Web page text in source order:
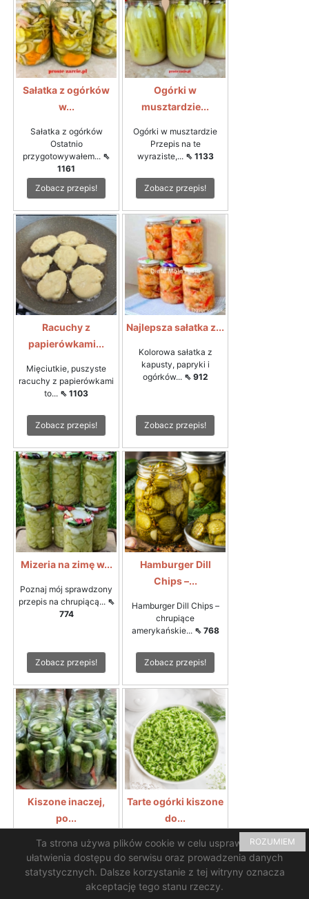
Sałatka z ogórków
w...
Sałatka z ogórków
Ostatnio
przygotowywałem... ⇖
1161
Zobacz przepis!
Ogórki w
musztardzie...
Ogórki w musztardzie
Przepis na te
wyraziste,... ⇖ 1133
Zobacz przepis!
Racuchy z
papierówkami...
Mięciutkie, puszyste
racuchy z papierówkami
to... ⇖ 1103
Zobacz przepis!
Najlepsza sałatka z...
Kolorowa sałatka z
kapusty, papryki i
ogórków... ⇖ 912
Zobacz przepis!
Mizeria na zimę w...
Poznaj mój sprawdzony
przepis na chrupiącą... ⇖
774
Zobacz przepis!
Hamburger Dill
Chips –...
Hamburger Dill Chips –
chrupiące
amerykańskie... ⇖ 768
Zobacz przepis!
Kiszone inaczej,
po...
Rewelacyjny smak i
chrupkość ogórków...⇖
Tarte ogórki kiszone
do...
Tarte ogórki kiszone do
zupy ogórkowejTarte...⇖
700
Ta strona używa plików cookie w celu usprawnienia i
ułatwienia dostępu do serwisu oraz prowadzenia danych
statystycznych. Dalsze korzystanie z tej witryny oznacza
akceptację tego stanu rzeczy.
ROZUMIEM